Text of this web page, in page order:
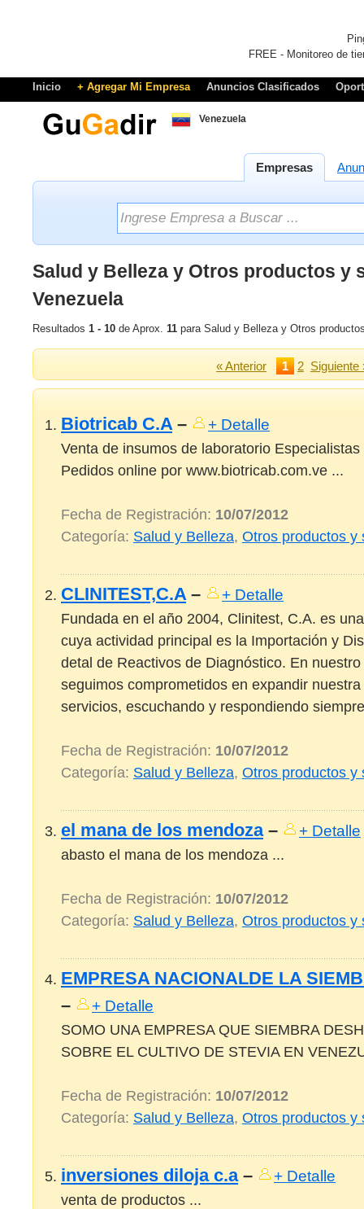
FREE - Monitoreo de
Inicio + Agregar Mi Empresa Anuncios Clasificados
Venezuela
Empresas
Salud y Belleza y Otros productos y
Venezuela
Resultados 1 - 10 de Aprox. 11 para Salud y Belleza y Otros
« Anterior 1 2 Siguiente
Biotricab C.A–
+ Detalle
Venta de insumos de laboratorio
Pedidos online por www.biotricab.com.ve ...
Fecha de Registración: 10/07/2012
Categoría: Salud y Belleza, Otros productos y
CLINITEST,C.A–
+ Detalle
Fundada en el año 2004, Clinitest, C.A. es
cuya actividad principal es la Importación y
detal de Reactivos de Diagnóstico. En
seguimos comprometidos en expandir
servicios, escuchando y respondiendo
Fecha de Registración: 10/07/2012
Categoría: Salud y Belleza, Otros productos y
el mana de los mendoza–
+ Detalle
abasto el mana de los mendoza ...
Fecha de Registración: 10/07/2012
Categoría: Salud y Belleza, Otros productos y
EMPRESA NACIONALDE LA
–
+ Detalle
SOMO UNA EMPRESA QUE SIEMBRA
SOBRE EL CULTIVO DE STEVIA EN
Fecha de Registración: 10/07/2012
Categoría: Salud y Belleza, Otros productos y
inversiones diloja c.a–
+ Detalle
venta de productos ...